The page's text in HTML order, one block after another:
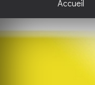
Accueil